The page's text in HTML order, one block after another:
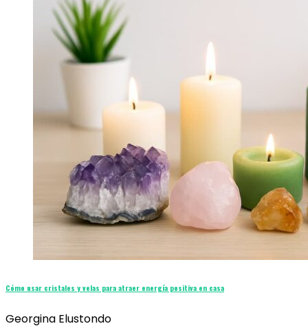
Cómo usar cristales y velas para atraer energía positiva en casa
Georgina Elustondo